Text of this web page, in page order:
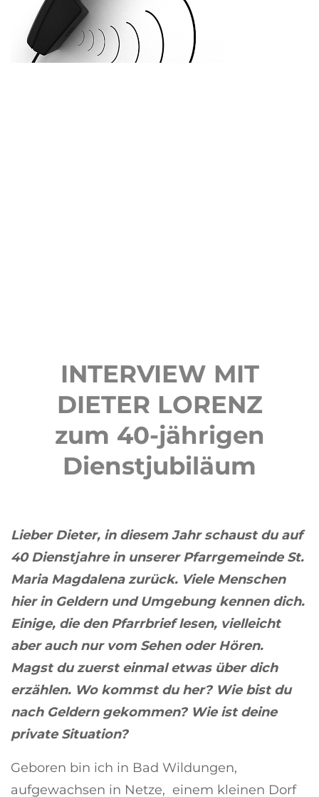
INTERVIEW MIT
DIETER LORENZ
zum 40-jährigen
Dienstjubiläum
Lieber Dieter, in diesem Jahr schaust du auf
40 Dienstjahre in unserer Pfarrgemeinde St.
Maria Magdalena zurück. Viele Menschen
hier in Geldern und Umgebung kennen dich.
Einige, die den Pfarrbrief lesen, vielleicht
aber auch nur vom Sehen oder Hören.
Magst du zuerst einmal etwas über dich
erzählen. Wo kommst du her? Wie bist du
nach Geldern gekommen? Wie ist deine
private Situation?
Geboren bin ich in Bad Wildungen,
aufgewachsen in Netze, einem kleinen Dorf